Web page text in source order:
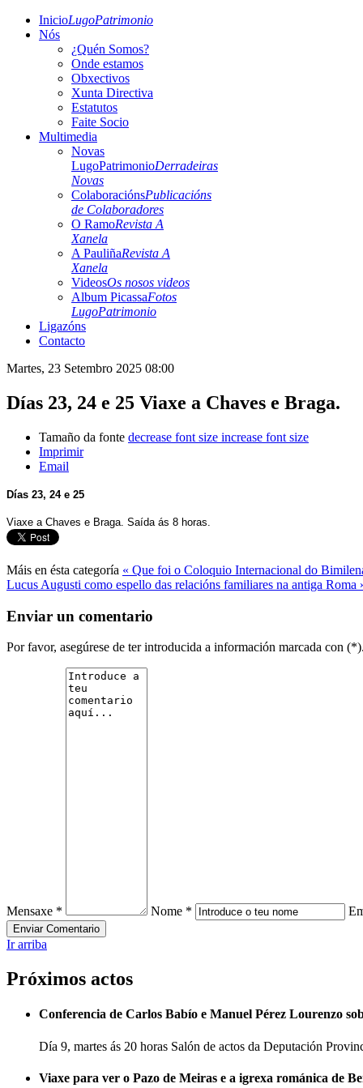
InicioLugoPatrimonio
Nós
¿Quén Somos?
Onde estamos
Obxectivos
Xunta Directiva
Estatutos
Faite Socio
Multimedia
Novas
LugoPatrimonioDerradeiras
Novas
ColaboraciónsPublicacións
de Colaboradores
O RamoRevista A
Xanela
A PauliñaRevista A
Xanela
VideosOs nosos videos
Album PicassaFotos
LugoPatrimonio
Ligazóns
Contacto
Martes, 23 Setembro 2025 08:00
Días 23, 24 e 25 Viaxe a Chaves e Braga.
Tamaño da fonte decrease font size increase font size
Imprimir
Email
Días 23, 24 e 25
Viaxe a Chaves e Braga. Saída ás 8 horas.
Máis en ésta categoría « Que foi o Coloquio Internacional do
Lucus Augusti como espello das relacións familiares na antiga Roma
Enviar un comentario
Por favor, asegúrese de ter introducida a información marcada con
Mensaxe * Nome *
Ir arriba
Próximos actos
Conferencia de Carlos Babío e Manuel Pérez Lourenzo
Día 9, martes ás 20 horas Salón de actos da Deputación
Viaxe para ver o Pazo de Meiras e a igrexa románica de